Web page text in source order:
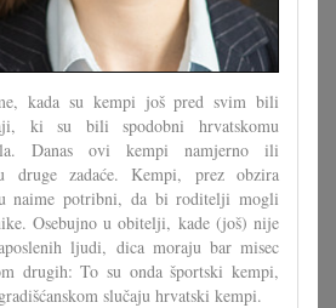
kada su kempi još pred svim bili
ki su bili spodobni hrvatskomu
Danas ovi kempi namjerno ili
druge zadaće. Kempi, prez obzira
naime potribni, da bi roditelji mogli
Osebujno u obitelji, kade (još) nije
ljudi, dica moraju bar misec
drugih: To su onda športski kempi,
slučaju hrvatski kempi.